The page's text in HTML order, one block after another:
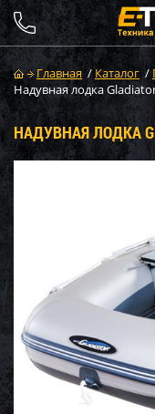
Главная / Каталог /
Надувная лодка
НАДУВНАЯ ЛОДКА